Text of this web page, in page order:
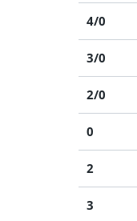
4/0
3/0
2/0
0
2
3